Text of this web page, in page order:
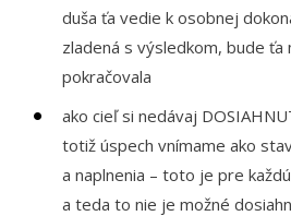
duša ťa vedie k osobnej
zladená s výsledkom, bude ťa
pokračovala
ako cieľ si nedávaj
totiž úspech vnímame ako
a naplnenia – toto je pre
a teda to nie je možné